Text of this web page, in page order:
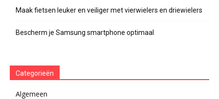
Maak fietsen leuker en veiliger met vierwielers en driewielers
Bescherm je Samsung smartphone optimaal
Categorieën
Algemeen